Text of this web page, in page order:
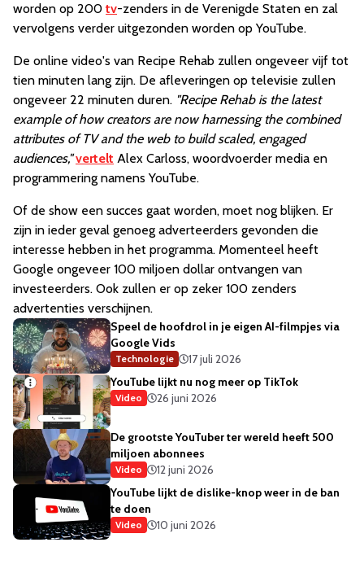
worden op 200 tv-zenders in de Verenigde Staten en zal
vervolgens verder uitgezonden worden op YouTube.
De online video's van Recipe Rehab zullen ongeveer vijf tot
tien minuten lang zijn. De afleveringen op televisie zullen
ongeveer 22 minuten duren. "Recipe Rehab is the latest
example of how creators are now harnessing the combined
attributes of TV and the web to build scaled, engaged
audiences," vertelt Alex Carloss, woordvoerder media en
programmering namens YouTube.
Of de show een succes gaat worden, moet nog blijken. Er
zijn in ieder geval genoeg adverteerders gevonden die
interesse hebben in het programma. Momenteel heeft
Google ongeveer 100 miljoen dollar ontvangen van
investeerders. Ook zullen er op zeker 100 zenders
advertenties verschijnen.
Speel de hoofdrol in je eigen AI-filmpjes via
Google Vids
Technologie
17 juli 2026
YouTube lijkt nu nog meer op TikTok
Video 26 juni 2026
De grootste YouTuber ter wereld heeft 500
miljoen abonnees
Video
12 juni 2026
YouTube lijkt de dislike-knop weer in de ban
te doen
Video 10 juni 2026